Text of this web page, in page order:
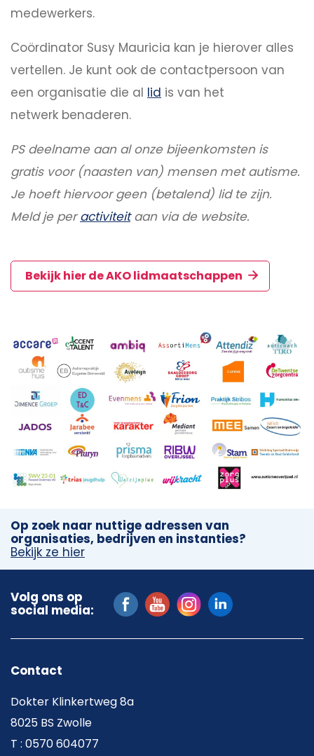
medewerkers.
Coördinator Susy Mauricia kan je hierover alles
vertellen. Je kunt ook de contactpersoon van
een organisatie die al lid is van het
netwerk benaderen.
PS deelname aan al onze bijeenkomsten is
gratis voor (naasten van) mensen met autisme.
Je hoeft hiervoor geen (betalend) lid te zijn.
Meld je peractiviteitaan via de website.
Bekijk hier de AKO lidmaatschappen
Op zoek naar nuttige adressen van
organisaties, bedrijven en instanties?
Bekijk ze hier
Volg ons op
social media:
Contact
Dokter Klinkertweg 8a
8025 BS Zwolle
T : 0570 604077